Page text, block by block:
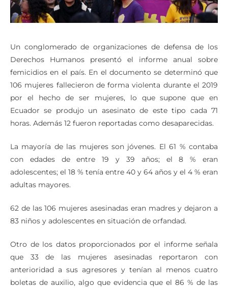
Un conglomerado de organizaciones de defensa de los
Derechos Humanos presentó el informe anual sobre
femicidios en el país. En el documento se determinó que
106 mujeres fallecieron de forma violenta durante el 2019
por el hecho de ser mujeres, lo que supone que en
Ecuador se produjo un asesinato de este tipo cada 71
horas. Además 12 fueron reportadas como desaparecidas.
La mayoría de las mujeres son jóvenes. El 61 % contaba
con edades de entre 19 y 39 años; el 8 % eran
adolescentes; el 18 % tenía entre 40 y 64 años y el 4 % eran
adultas mayores.
62 de las 106 mujeres asesinadas eran madres y dejaron a
83 niños y adolescentes en situación de orfandad.
Otro de los datos proporcionados por el informe señala
que 33 de las mujeres asesinadas reportaron con
anterioridad a sus agresores y tenían al menos cuatro
boletas de auxilio, algo que evidencia que el 86 % de las